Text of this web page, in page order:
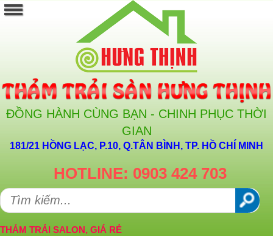
ĐỒNG HÀNH CÙNG BẠN - CHINH PHỤC THỜI
GIAN
181/21 HỒNG LẠC, P.10, Q.TÂN BÌNH, TP. HỒ CHÍ MINH
HOTLINE: 0903 424 703
THẢM TRẢI SALON, GIÁ RẺ